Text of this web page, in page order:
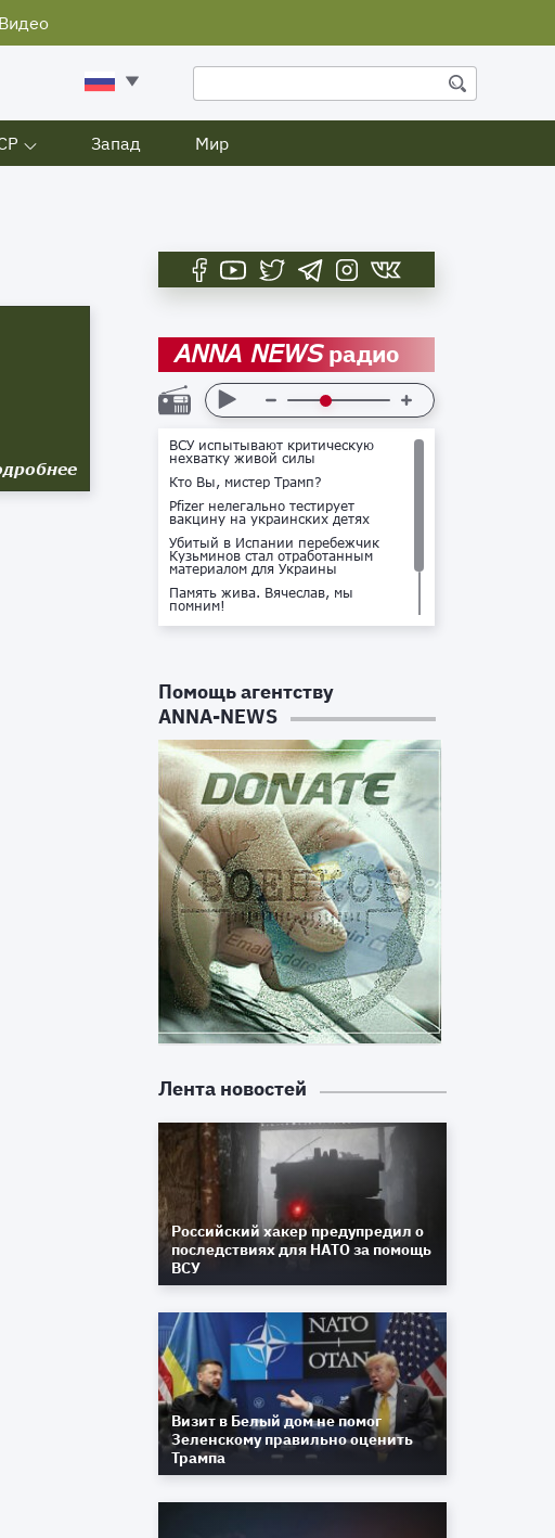
Видео
Запад Мир
ANNA NEWSрадио
ВСУ испытывают критическую
нехватку живой силы
Кто Вы, мистер Трамп?
Pfizer нелегально тестирует
вакцину на украинских детях
Убитый в Испании перебежчик
Кузьминов стал отработанным
материалом для Украины
Память жива. Вячеслав, мы
помним!
Не доставайся ты никому!
Помощь агентству
ANNA-NEWS
Лента новостей
Российский хакер предупредил о
последствиях для НАТО за помощь
ВСУ
Визит в Белый дом не помог
Зеленскому правильно оценить
Трампа